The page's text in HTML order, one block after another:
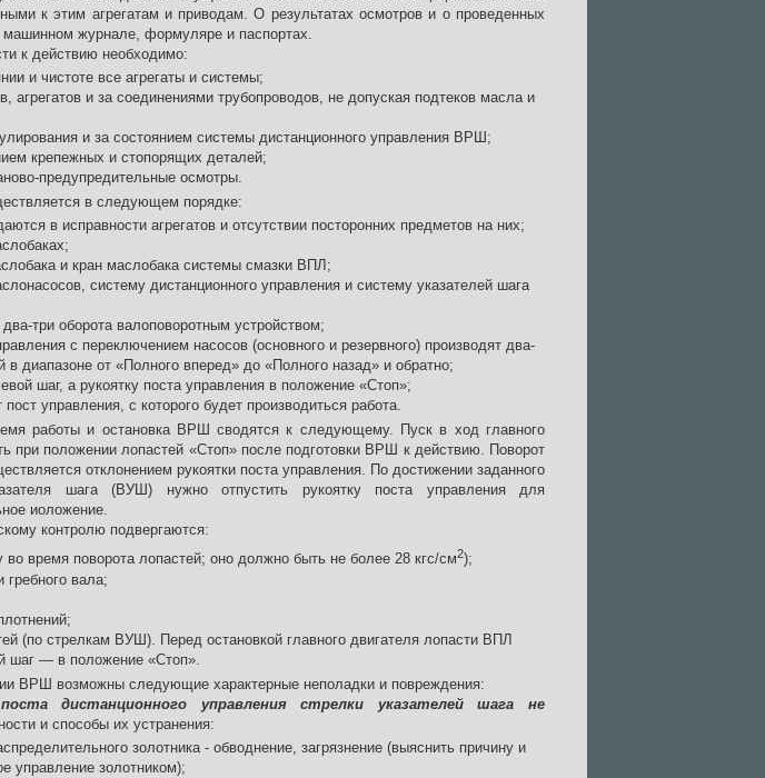
к этим агрегатам и приводам. О результатах осмотров и о проведенных
машинном журнале, формуляре и паспортах.
к действию необходимо:
и чистоте все агрегаты и системы;
агрегатов и за соединениями трубопроводов, не допуская подтеков масла и
и за состоянием системы дистанционного управления ВРШ;
крепежных и стопорящих деталей;
предупредительные осмотры.
в следующем порядке:
в исправности агрегатов и отсутствии посторонних предметов на них;
и кран маслобака системы смазки ВПЛ;
систему дистанционного управления и систему указателей шага
три оборота валоповоротным устройством;
с переключением насосов (основного и резервного) производят два-
в диапазоне от «Полного вперед» до «Полного назад» и обратно;
шаг, а рукоятку поста управления в положение «Стоп»;
управления, с которого будет производиться работа.
работы и остановка ВРШ сводятся к следующему. Пуск в ход главного
при положении лопастей «Стоп» после подготовки ВРШ к действию. Поворот
отклонением рукоятки поста управления. По достижении заданного
шага (ВУШ) нужно отпустить рукоятку поста управления для
иоложение.
контролю подвергаются:
время поворота лопастей; оно должно быть не более 28 кгс/см2);
вала;
(по стрелкам ВУШ). Перед остановкой главного двигателя лопасти ВПЛ
шаг — в положение «Стоп».
ВРШ возможны следующие характерные неполадки и повреждения:
дистанционного управления стрелки указателей шага не
и способы их устранения:
золотника - обводнение, загрязнение (выяснить причину и
управление золотником);